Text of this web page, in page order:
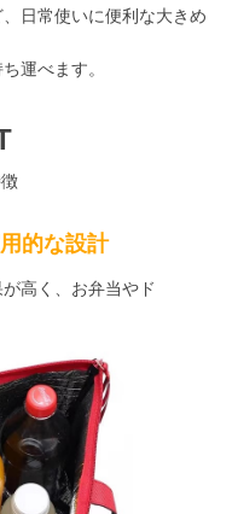
日常使いに便利な大きめ
運べます。
的な設計
高く、お弁当やド